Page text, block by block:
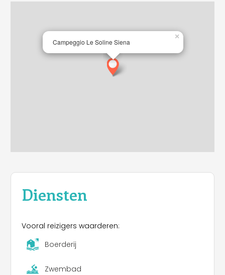
Campeggio Le Soline Siena
×
Diensten
Vooral reizigers waarderen:
Boerderij
Zwembad